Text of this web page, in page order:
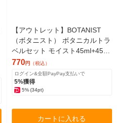
【アウトレット】BOTANIST
（ボタニスト） ボタニカルトラ
ベルセット モイスト45ml+45g I
-ne
770円 （税込）
ログイン&全額PayPay支払いで
5%獲得
5% (34pt)
カートに入れる